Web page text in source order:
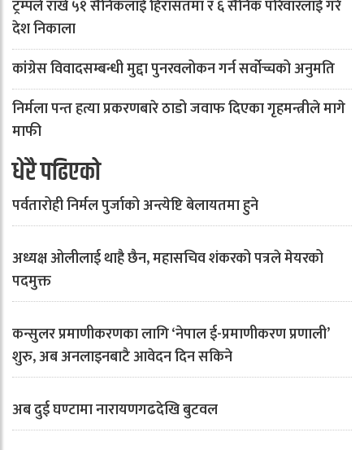
ट्रम्पले राखे ५१ सैनिकलाई हिरासतमा र ६ सैनिक परिवारलाई गरे
देश निकाला
कांग्रेस विवादसम्बन्धी मुद्दा पुनरवलोकन गर्न सर्वोच्चको अनुमति
निर्मला पन्त हत्या प्रकरणबारे ठाडो जवाफ दिएका गृहमन्त्रीले मागे
माफी
धेरै पढिएको
पर्वतारोही निर्मल पुर्जाको अन्त्येष्टि बेलायतमा हुने
अध्यक्ष ओलीलाई थाहै छैन, महासचिव शंकरको पत्रले मेयरको
पदमुक्त
कन्सुलर प्रमाणीकरणका लागि ‘नेपाल ई-प्रमाणीकरण प्रणाली’
शुरु, अब अनलाइनबाटै आवेदन दिन सकिने
अब दुई घण्टामा नारायणगढदेखि बुटवल